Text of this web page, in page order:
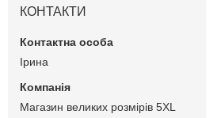
КОНТАКТИ
Ірина
Магазин великих розмірів 5XL